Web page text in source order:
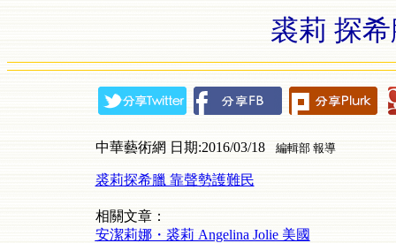
裘莉 探
中華藝術網 日期:2016/03/18 編輯部 報導
裘莉探希臘 靠聲勢護難民
相關文章：
安潔莉娜・裘莉 Angelina Jolie 美國